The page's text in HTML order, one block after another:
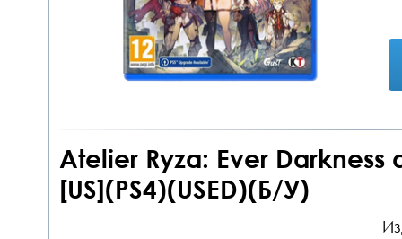
Atelier Ryza: Ever
[US](PS4)(USED)(Б/У)